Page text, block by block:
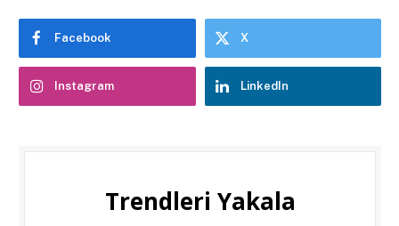
Facebook X
Instagram LinkedIn
Trendleri Yakala